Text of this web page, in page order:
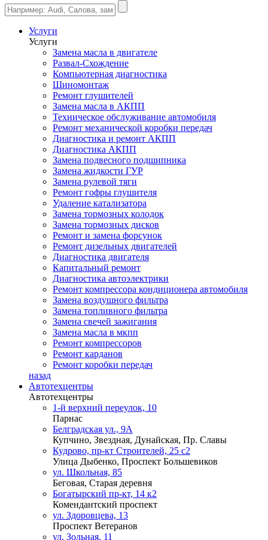
Услуги
Услуги
Замена масла в двигателе
Развал-Схождение
Компьютерная диагностика
Шиномонтаж
Ремонт глушителей
Замена масла в АКПП
Техническое обслуживание автомобиля
Ремонт механической коробки передач
Диагностика и ремонт АКПП
Диагностика АКПП
Замена подвесного подшипника
Замена жидкости ГУР
Замена рулевой тяги
Ремонт гофры глушителя
Удаление катализатора
Замена тормозных колодок
Замена тормозных дисков
Ремонт и замена форсунок
Ремонт дизельных двигателей
Диагностика двигателя
Капитальный ремонт
Диагностика автоэлектрики
Ремонт компрессора кондиционера автомобиля
Замена воздушного фильтра
Замена топливного фильтра
Замена свечей зажигания
Замена масла в мкпп
Ремонт компрессоров
Ремонт карданов
Ремонт коробки передач
назад
Автотехцентры
Автотехцентры
1-й верхний переулок, 10
Парнас
Белградская ул., 9А
Купчино, Звездная, Дунайская, Пр. Славы
Кудрово, пр-кт Строителей, 25 с2
Улица Дыбенко, Проспект Большевиков
ул. Школьная, 85
Беговая, Старая деревня
Богатырский пр-кт, 14 к2
Комендантский проспект
ул. Здоровцева, 13
Проспект Ветеранов
ул. Зольная, 11